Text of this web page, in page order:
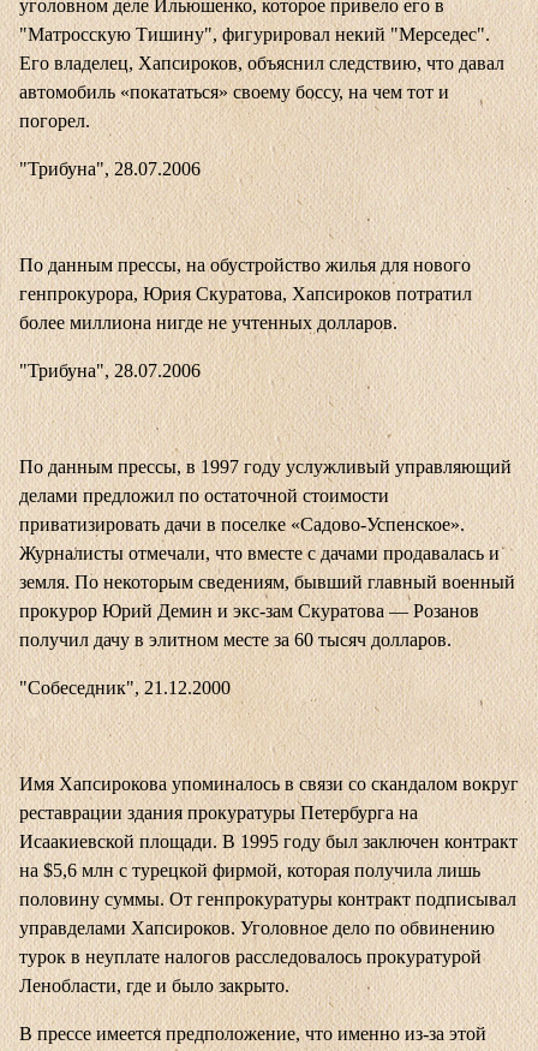
уголовном деле Ильюшенко, которое привело его в
"Матросскую Тишину", фигурировал некий "Мерседес".
Его владелец, Хапсироков, объяснил следствию, что давал
автомобиль «покататься» своему боссу, на чем тот и
погорел.
"Трибуна", 28.07.2006
По данным прессы, на обустройство жилья для нового
генпрокурора, Юрия Скуратова, Хапсироков потратил
более миллиона нигде не учтенных долларов.
"Трибуна", 28.07.2006
По данным прессы, в 1997 году услужливый управляющий
делами предложил по остаточной стоимости
приватизировать дачи в поселке «Садово-Успенское».
Журналисты отмечали, что вместе с дачами продавалась и
земля. По некоторым сведениям, бывший главный военный
прокурор Юрий Демин и экс-зам Скуратова — Розанов
получил дачу в элитном месте за 60 тысяч долларов.
"Собеседник", 21.12.2000
Имя Хапсирокова упоминалось в связи со скандалом вокруг
реставрации здания прокуратуры Петербурга на
Исаакиевской площади. В 1995 году был заключен контракт
на $5,6 млн с турецкой фирмой, которая получила лишь
половину суммы. От генпрокуратуры контракт подписывал
управделами Хапсироков. Уголовное дело по обвинению
турок в неуплате налогов расследовалось прокуратурой
Ленобласти, где и было закрыто.
В прессе имеется предположение, что именно из-за этой